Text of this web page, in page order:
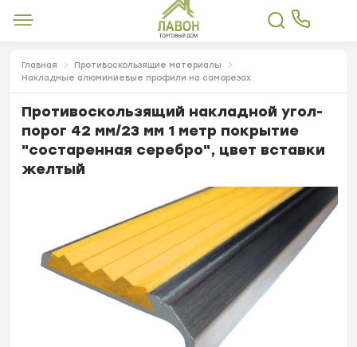
Главная
Противоскользящие материалы
Накладные алюминиевые профили на саморезах
Противоскользящий накладной угол-
порог 42 мм/23 мм 1 метр покрытие
"состаренная серебро", цвет вставки
желтый